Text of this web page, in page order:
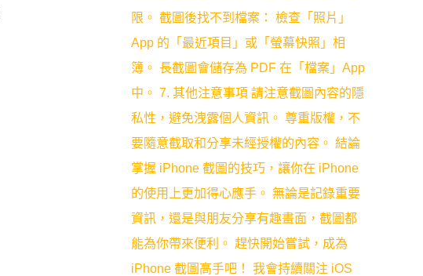
限。 截圖後找不到檔案： 檢查「照片」
App 的「最近項目」或「螢幕快照」相
簿。 長截圖會儲存為 PDF 在「檔案」App
中。 7. 其他注意事項 請注意截圖內容的隱
私性，避免洩露個人資訊。 尊重版權，不
要隨意截取和分享未經授權的內容。 結論
掌握 iPhone 截圖的技巧，讓你在 iPhone
的使用上更加得心應手。 無論是記錄重要
資訊，還是與朋友分享有趣畫面，截圖都
能為你帶來便利。 趕快開始嘗試，成為
iPhone 截圖高手吧！ 我會持續關注 iOS